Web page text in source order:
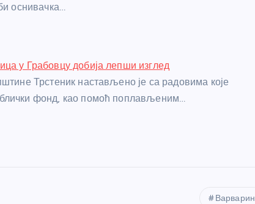
оснивачка…
у Грабовцу добија лепши изглед
Трстеник настављено је са радовима које
фонд, као помоћ поплављеним…
Варварин